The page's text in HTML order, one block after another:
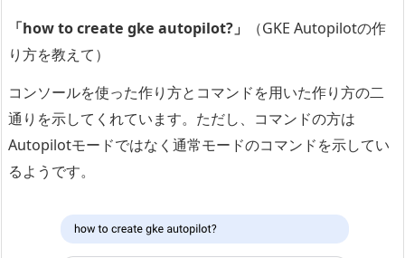
「how to create gke autopilot?」
（GKE Autopilotの作
り方を教えて）
コンソールを使った作り方とコマンドを用いた作り方の二
通りを示してくれています。ただし、コマンドの方は
Autopilotモードではなく通常モードのコマンドを示してい
るようです。